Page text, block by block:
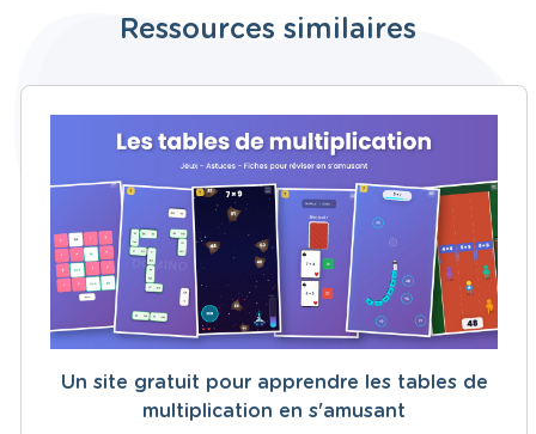
Ressources similaires
Un site gratuit pour apprendre les tables de
multiplication en s'amusant